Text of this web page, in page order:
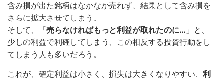
含み損が出た銘柄はなかなか売れず、結果として含み損を
さらに拡大させてしまう。
そして、「売らなければもっと利益が取れたのに… 」と、
少しの利益で利確してしまう、この相反する投資行動をし
てしまう人も多いだろう。
これが、確定利益は小さく、損失は大きくなりやすい、 利